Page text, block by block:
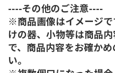
----その他のご注意----
※商品画像はイメージ
けの器、小物等は商品
で、商品内容をお確か
い。